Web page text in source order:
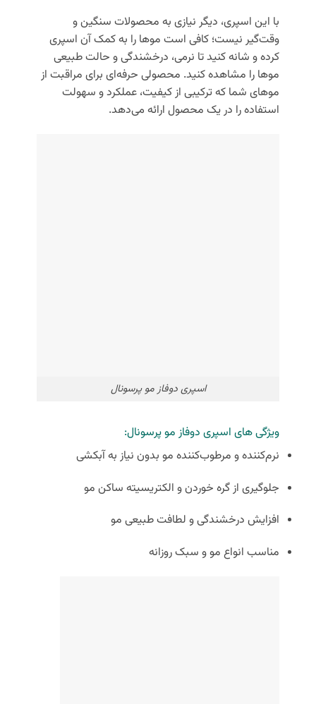
با این اسپری، دیگر نیازی به محصولات سنگین و
وقت‌گیر نیست؛ کافی است موها را به کمک آن اسپری
کرده و شانه کنید تا نرمی، درخشندگی و حالت طبیعی
موها را مشاهده کنید. محصولی حرفه‌ای برای مراقبت از
موهای شما که ترکیبی از کیفیت، عملکرد و سهولت
استفاده را در یک محصول ارائه می‌دهد.
اسپری دوفاز مو پرسونال
ویژگی های اسپری دوفاز مو پرسونال:
نرم‌کننده و مرطوب‌کننده مو بدون نیاز به آبکشی
جلوگیری از گره خوردن و الکتریسیته ساکن مو
افزایش درخشندگی و لطافت طبیعی مو
مناسب انواع مو و سبک روزانه